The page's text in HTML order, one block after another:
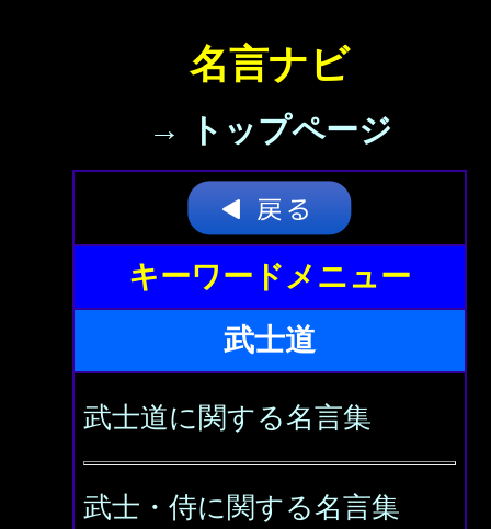
名言ナビ
→ トップページ
キーワードメニュー
武士道
武士道に関する名言集
武士・侍に関する名言集